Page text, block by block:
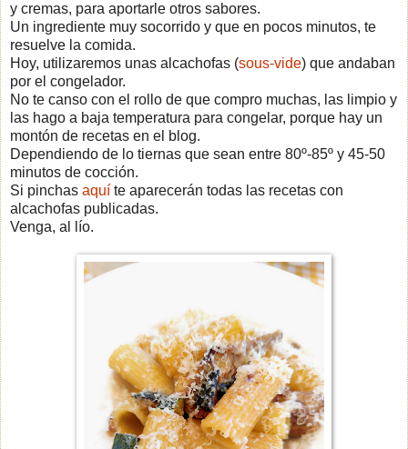
y cremas, para aportarle otros sabores.
Un ingrediente muy socorrido y que en pocos minutos, te
resuelve la comida.
Hoy, utilizaremos unas alcachofas (sous-vide) que andaban
por el congelador.
No te canso con el rollo de que compro muchas, las limpio y
las hago a baja temperatura para congelar, porque hay un
montón de recetas en el blog.
Dependiendo de lo tiernas que sean entre 80º-85º y 45-50
minutos de cocción.
Si pinchas aquí te aparecerán todas las recetas con
alcachofas publicadas.
Venga, al lío.